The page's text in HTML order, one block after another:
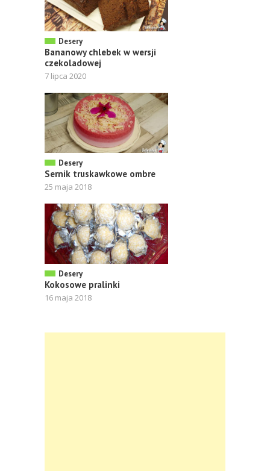
Desery
Bananowy chlebek w wersji
czekoladowej
7 lipca 2020
Desery
Sernik truskawkowe ombre
25 maja 2018
Desery
Kokosowe pralinki
16 maja 2018